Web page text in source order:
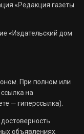
«Редакция газеты
«Издательский дом
При полном или
на
— гиперссылка).
объявлениях.